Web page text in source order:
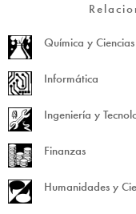
Química y
Informática
Ingeniería y
Finanzas
Humanidades y